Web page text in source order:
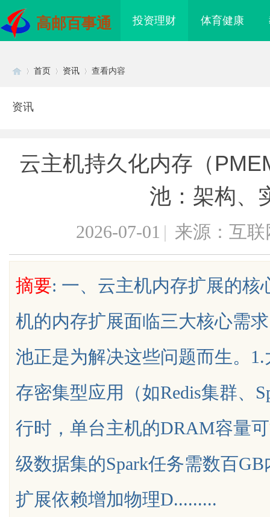
高邮百事通 投资理财 体育健康
uz
首页 资讯 查看内容
资讯
云主机持久化内存（
池：架构、
2026-07-01 | 来源：互联
摘要: 一、云主机内存扩展的核
机的内存扩展面临三大核心需
池正是为解决这些问题而生。
存密集型应用（如Redis集群、
行时，单台主机的DRAM容量
级数据集的Spark任务需数百
扩展依赖增加物理D.........
辨识度